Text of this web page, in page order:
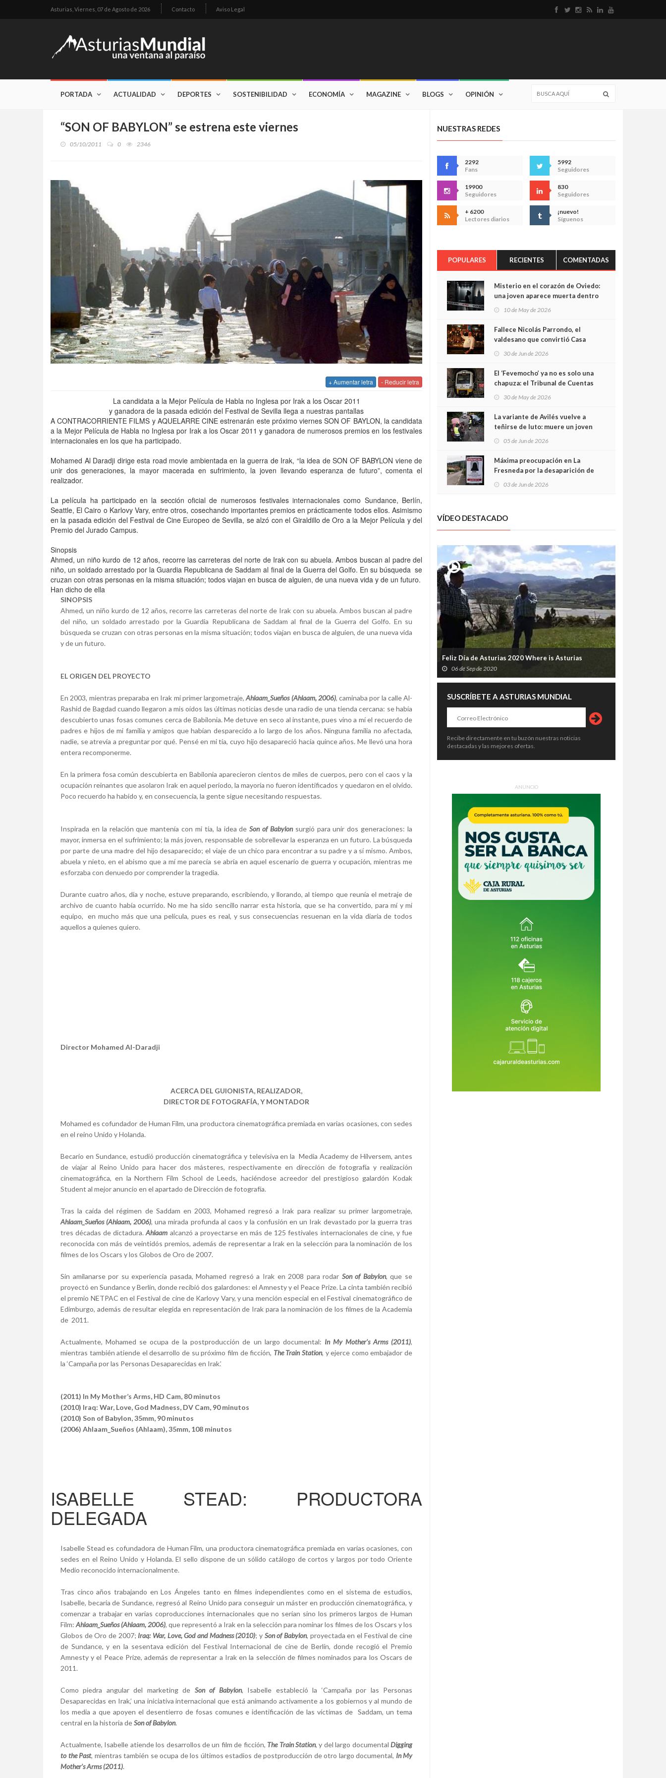
Asturias, Viernes, 07 de Agosto de 2026 Contacto Aviso Legal
PORTADA ACTUALIDAD DEPORTES SOSTENIBILIDAD ECONOMÍA MAGAZINE BLOGS OPINIÓN
“SON OF BABYLON” se estrena este viernes
05/10/2011 0 2346
+ Aumentar letra - Reducir letra
La candidata a la Mejor Película de Habla no Inglesa por Irak a los Oscar 2011
y ganadora de la pasada edición del Festival de Sevilla llega a nuestras pantallas
A CONTRACORRIENTE FILMS y AQUELARRE CINE estrenarán este próximo viernes SON OF BAYLON, la candidata
a la Mejor Película de Habla no Inglesa por Irak a los Oscar 2011 y ganadora de numerosos premios en los festivales
internacionales en los que ha participado.
Mohamed Al Daradji dirige esta road movie ambientada en la guerra de Irak, “la idea de SON OF BABYLON viene de
unir dos generaciones, la mayor macerada en sufrimiento, la joven llevando esperanza de futuro”, comenta el
realizador.
La película ha participado en la sección oficial de numerosos festivales internacionales como Sundance, Berlín,
Seattle, El Cairo o Karlovy Vary, entre otros, cosechando importantes premios en prácticamente todos ellos. Asimismo
en la pasada edición del Festival de Cine Europeo de Sevilla, se alzó con el Giraldillo de Oro a la Mejor Película y del
Premio del Jurado Campus.
Sinopsis
Ahmed, un niño kurdo de 12 años, recorre las carreteras del norte de Irak con su abuela. Ambos buscan al padre del
niño, un soldado arrestado por la Guardia Republicana de Saddam al final de la Guerra del Golfo. En su búsqueda se
cruzan con otras personas en la misma situación; todos viajan en busca de alguien, de una nueva vida y de un futuro.
Han dicho de ella
SINOPSIS
Ahmed, un niño kurdo de 12 años, recorre las carreteras del norte de Irak con su abuela. Ambos buscan al padre
del niño, un soldado arrestado por la Guardia Republicana de Saddam al final de la Guerra del Golfo. En su
búsqueda se cruzan con otras personas en la misma situación; todos viajan en busca de alguien, de una nueva vida
y de un futuro.
EL ORIGEN DEL PROYECTO
En 2003, mientras preparaba en Irak mi primer largometraje,Ahlaam_Sueños (Ahlaam, 2006), caminaba por la calle Al-
Rashid de Bagdad cuando llegaron a mis oídos las últimas noticias desde una radio de una tienda cercana: se había
descubierto unas fosas comunes cerca de Babilonia. Me detuve en seco al instante, pues vino a mí el recuerdo de
padres e hijos de mi familia y amigos que habían desparecido a lo largo de los años. Ninguna familia no afectada,
nadie, se atrevía a preguntar por qué. Pensé en mi tía, cuyo hijo desapareció hacía quince años. Me llevó una hora
entera recomponerme.
En la primera fosa común descubierta en Babilonia aparecieron cientos de miles de cuerpos, pero con el caos y la
ocupación reinantes que asolaron Irak en aquel periodo, la mayoría no fueron identificados y quedaron en el olvido.
Poco recuerdo ha habido y, en consecuencia, la gente sigue necesitando respuestas.
Inspirada en la relación que mantenía con mi tía, la idea deSon of Babylonsurgió para unir dos generaciones: la
mayor, inmersa en el sufrimiento; la más joven, responsable de sobrellevar la esperanza en un futuro. La búsqueda
por parte de una madre del hijo desaparecido; el viaje de un chico para encontrar a su padre y a sí mismo. Ambos,
abuela y nieto, en el abismo que a mí me parecía se abría en aquel escenario de guerra y ocupación, mientras me
esforzaba con denuedo por comprender la tragedia.
Durante cuatro años, día y noche, estuve preparando, escribiendo, y llorando, al tiempo que reunía el metraje de
archivo de cuanto había ocurrido. No me ha sido sencillo narrar esta historia, que se ha convertido, para mí y mi
equipo, en mucho más que una película, pues es real, y sus consecuencias resuenan en la vida diaria de todos
aquellos a quienes quiero.
Director Mohamed Al-Daradji
ACERCA DEL GUIONISTA, REALIZADOR,
DIRECTOR DE FOTOGRAFÍA, Y MONTADOR
Mohamed es cofundador de Human Film, una productora cinematográfica premiada en varias ocasiones, con sedes
en el reino Unido y Holanda.
Becario en Sundance, estudió producción cinematográfica y televisiva en la Media Academy de Hilversem, antes
de viajar al Reino Unido para hacer dos másteres, respectivamente en dirección de fotografía y realización
cinematográfica, en la Northern Film School de Leeds, haciéndose acreedor del prestigioso galardón Kodak
Student al mejor anuncio en el apartado de Dirección de fotografía.
Tras la caída del régimen de Saddam en 2003, Mohamed regresó a Irak para realizar su primer largometraje,
Ahlaam_Sueños (Ahlaam, 2006), una mirada profunda al caos y la confusión en un Irak devastado por la guerra tras
tres décadas de dictadura.Ahlaam alcanzó a proyectarse en más de 125 festivales internacionales de cine, y fue
reconocida con más de veintidós premios, además de representar a Irak en la selección para la nominación de los
filmes de los Oscars y los Globos de Oro de 2007.
Sin amilanarse por su experiencia pasada, Mohamed regresó a Irak en 2008 para rodar Son of Babylon, que se
proyectó en Sundance y Berlín, donde recibió dos galardones: el Amnesty y el Peace Prize. La cinta también recibió
el premio NETPAC en el Festival de cine de Karlovy Vary, y una mención especial en el Festival cinematográfico de
Edimburgo, además de resultar elegida en representación de Irak para la nominación de los filmes de la Academia
de 2011.
Actualmente, Mohamed se ocupa de la postproducción de un largo documental: In My Mother’s Arms (2011),
mientras también atiende el desarrollo de su próximo film de ficción, The Train Station, y ejerce como embajador de
la ‘Campaña por las Personas Desaparecidas en Irak.’
(2011) In My Mother’s Arms, HD Cam, 80 minutos
(2010) Iraq: War, Love, God Madness, DV Cam, 90 minutos
(2010) Son of Babylon, 35mm, 90 minutos
(2006) Ahlaam_Sueños (Ahlaam), 35mm, 108 minutos
ISABELLE STEAD: PRODUCTORA
DELEGADA
Isabelle Stead es cofundadora de Human Film, una productora cinematográfica premiada en varias ocasiones, con
sedes en el Reino Unido y Holanda. El sello dispone de un sólido catálogo de cortos y largos por todo Oriente
Medio reconocido internacionalmente.
Tras cinco años trabajando en Los Ángeles tanto en filmes independientes como en el sistema de estudios,
Isabelle, becaria de Sundance, regresó al Reino Unido para conseguir un máster en producción cinematográfica, y
comenzar a trabajar en varias coproducciones internacionales que no serían sino los primeros largos de Human
Film:Ahlaam_Sueños (Ahlaam, 2006), que representó a Irak en la selección para nominar los filmes de los Oscars y los
Globos de Oro de 2007; Iraq: War, Love, God and Madness (2010); y Son of Babylon, proyectada en el Festival de cine
de Sundance, y en la sesentava edición del Festival Internacional de cine de Berlín, donde recogió el Premio
Amnesty y el Peace Prize, además de representar a Irak en la selección de filmes nominados para los Oscars de
2011.
Como piedra angular del marketing de Son of Babylon, Isabelle estableció la ‘Campaña por las Personas
Desaparecidas en Irak,’ una iniciativa internacional que está animando activamente a los gobiernos y al mundo de
los media a que apoyen el desentierro de fosas comunes e identificación de las víctimas de Saddam, un tema
central en la historia deSon of Babylon.
Actualmente, Isabelle atiende los desarrollos de un film de ficción, The Train Station, y del largo documentalDigging
to the Past, mientras también se ocupa de los últimos estadios de postproducción de otro largo documental, In My
Mother’s Arms (2011).
NUESTRAS REDES
2292
Fans
5992
Seguidores
19900
Seguidores
830
Seguidores
+ 6200
Lectores diarios
¡nuevo!
Síguenos
POPULARES RECIENTES COMENTADAS
Misterio en el corazón de Oviedo:
una joven aparece muerta dentro
cámaras captan sus últimos
minutos
10 de May de 2026
Fallece Nicolás Parrondo, el
valdesano que convirtió Casa
30 de Jun de 2026
El ‘Fevemocho’ ya no es solo una
chapuza: el Tribunal de Cuentas
sobrecoste de los trenes que no
cabían por los túneles
30 de May de 2026
La variante de Avilés vuelve a
teñirse de luto: muere un joven
05 de Jun de 2026
Máxima preocupación en La
Fresneda por la desaparición de
03 de Jun de 2026
VÍDEO DESTACADO
Feliz Día de Asturias 2020 Where is Asturias
06 de Sep de 2020
SUSCRÍBETE A ASTURIAS MUNDIAL
Recibe directamente en tu buzón nuestras noticias
destacadas y las mejores ofertas.
ANUNCIO